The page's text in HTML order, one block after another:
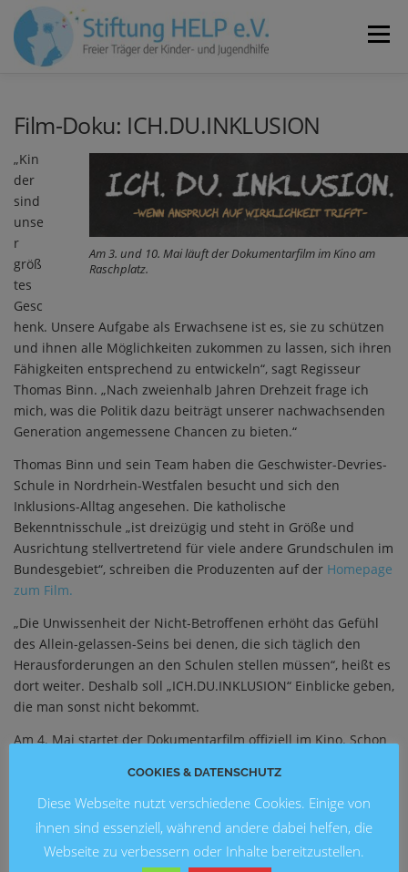
Zum
Inhalt
springen
Menü
SPENDEN
Film-Doku: ICH.DU.INKLUSION
Am 3. und 10. Mai läuft der Dokumentarfilm im Kino am
Raschplatz.
„Kin
der
sind
unse
r
größ
tes
Gesc
henk. Unsere Aufgabe als Erwachsene ist es, sie zu schützen
und ihnen alle Möglichkeiten zukommen zu lassen, sich ihren
Fähigkeiten entsprechend zu entwickeln“, sagt Regisseur
Thomas Binn. „Nach zweienhalb Jahren Drehzeit frage ich
mich, was die Politik dazu beiträgt unserer nachwachsenden
Generation angemessene Chancen zu bieten.“
Thomas Binn und sein Team haben die Geschwister-Devries-
Schule in Nordrhein-Westfalen besucht und sich den
Inklusions-Alltag angesehen. Die katholische
Bekenntnisschule „ist dreizügig und steht in Größe und
Ausrichtung stellvertretend für viele andere Grundschulen im
Bundesgebiet“, schreiben die Produzenten auf der Homepage
zum Film.
„Die Unwissenheit der Nicht-Betroffenen erhöht das Gefühl
des Allein-gelassen-Seins bei denen, die sich täglich den
Herausforderungen an den Schulen stellen müssen“, heißt es
dort weiter. Deshalb soll „ICH.DU.INKLUSION“ Einblicke geben,
die man sonst nicht bekommt.
Am 4. Mai startet der Dokumentarfilm offiziell im Kino. Schon
unterwegs. In Hannover ist „ICH.DU.INKLUSION“ am 3. und
am 10. Mai 2017 um 18:30 imKino am Raschplatzzu sehen.
COOKIES & DATENSCHUTZ
Diese Webseite nutzt verschiedene Cookies. Einige von
ihnen sind essenziell, während andere dabei helfen, die
Webseite zu verbessern oder Inhalte bereitzustellen.